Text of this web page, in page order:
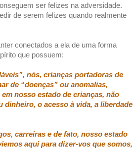
ser felizes na adversidade.
de serem felizes quando realmente
conectados a ela de uma forma
que possuem:
nós, crianças portadoras de
de “doenças” ou anomalias,
nosso estado de crianças, não
dinheiro, o acesso à vida, a liberdade
carreiras e de fato, nosso estado
aqui para dizer-vos que somos,